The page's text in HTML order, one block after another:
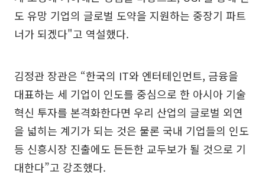
도 유망 기업의 글로벌 도약을 지원하는 중장기 파트
너가 되겠다"고 역설했다.
김정관 장관은 “한국의 IT와 엔터테인먼트, 금융을
대표하는 세 기업이 인도를 중심으로 한 아시아 기술
혁신 투자를 본격화한다면 우리 산업의 글로벌 외연
을 넓히는 계기가 되는 것은 물론 국내 기업들의 인도
등 신흥시장 진출에도 든든한 교두보가 될 것으로 기
대한다”고 강조했다.